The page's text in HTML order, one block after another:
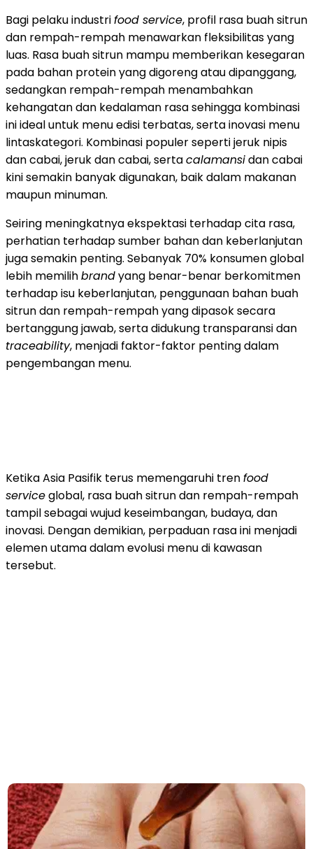
Bagi pelaku industrifood service, profil rasa buah sitrun
dan rempah-rempah menawarkan fleksibilitas yang
luas. Rasa buah sitrun mampu memberikan kesegaran
pada bahan protein yang digoreng atau dipanggang,
sedangkan rempah-rempah menambahkan
kehangatan dan kedalaman rasa sehingga kombinasi
ini ideal untuk menu edisi terbatas, serta inovasi menu
lintaskategori. Kombinasi populer seperti jeruk nipis
dan cabai, jeruk dan cabai, sertacalamansidan cabai
kini semakin banyak digunakan, baik dalam makanan
maupun minuman.
Seiring meningkatnya ekspektasi terhadap cita rasa,
perhatian terhadap sumber bahan dan keberlanjutan
juga semakin penting. Sebanyak 70% konsumen global
lebih memilihbrandyang benar-benar berkomitmen
terhadap isu keberlanjutan, penggunaan bahan buah
sitrun dan rempah-rempah yang dipasok secara
bertanggung jawab, serta didukung transparansi dan
traceability, menjadi faktor-faktor penting dalam
pengembangan menu.
Ketika Asia Pasifik terus memengaruhi trenfood
serviceglobal, rasa buah sitrun dan rempah-rempah
tampil sebagai wujud keseimbangan, budaya, dan
inovasi. Dengan demikian, perpaduan rasa ini menjadi
elemen utama dalam evolusi menu di kawasan
tersebut.